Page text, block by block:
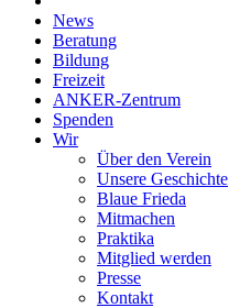
News
Beratung
Bildung
Freizeit
ANKER-Zentrum
Spenden
Wir
Über den Verein
Unsere Geschichte
Blaue Frieda
Mitmachen
Praktika
Mitglied werden
Presse
Kontakt